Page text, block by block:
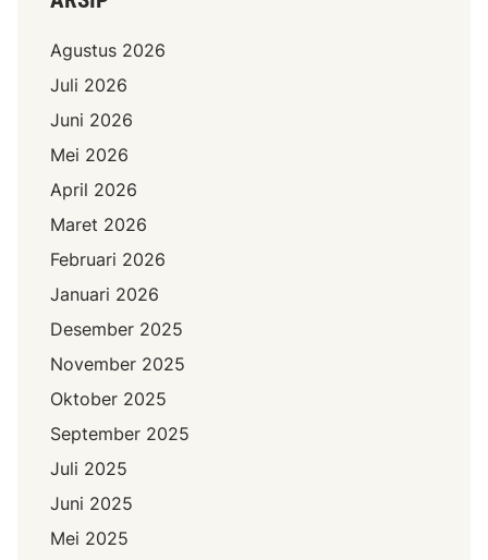
Agustus 2026
Juli 2026
Juni 2026
Mei 2026
April 2026
Maret 2026
Februari 2026
Januari 2026
Desember 2025
November 2025
Oktober 2025
September 2025
Juli 2025
Juni 2025
Mei 2025